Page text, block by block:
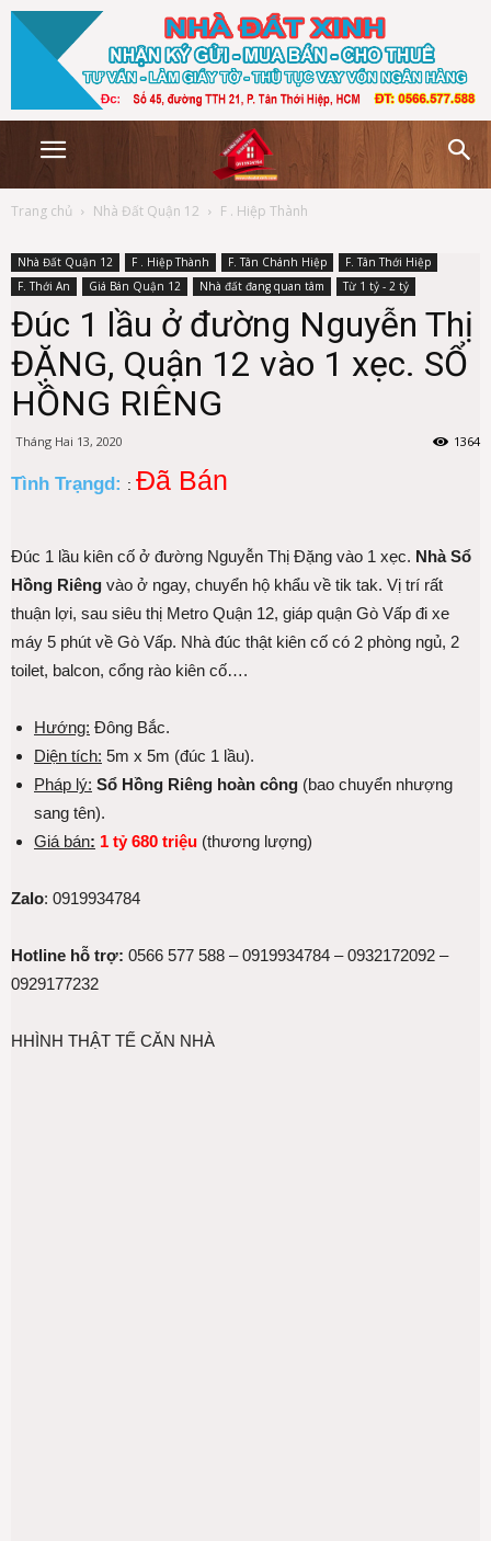
Trang chủ Nhà Đất Quận 12 F . Hiệp Thành
Nhà Đất Quận 12 F . Hiệp Thành F. Tân Chánh Hiệp
F. Tân Thới Hiệp
F. Thới An
Giá Bán Quận 12 Nhà đất đang quan tâm Từ 1 tỷ - 2 tỷ
Đúc 1 lầu ở đường Nguyễn Thị
ĐẶNG, Quận 12 vào 1 xẹc. SỔ
HỒNG RIÊNG
Tháng Hai 13, 2020 1364
Tình Trạngd: : Đã Bán
Đúc 1 lầu kiên cố ở đường Nguyễn Thị Đặng vào 1 xẹc. Nhà Sổ
Hồng Riêng vào ở ngay, chuyển hộ khẩu về tik tak. Vị trí rất
thuận lợi, sau siêu thị Metro Quận 12, giáp quận Gò Vấp đi xe
máy 5 phút về Gò Vấp. Nhà đúc thật kiên cố có 2 phòng ngủ, 2
toilet, balcon, cổng rào kiên cố….
Hướng: Đông Bắc.
Diện tích: 5m x 5m (đúc 1 lầu).
Pháp lý: Sổ Hồng Riêng hoàn công (bao chuyển nhượng
sang tên).
Giá bán: 1 tỷ 680 triệu (thương lượng)
Zalo: 0919934784
Hotline hỗ trợ: 0566 577 588 – 0919934784 – 0932172092 –
0929177232
HHÌNH THẬT TẾ CĂN NHÀ